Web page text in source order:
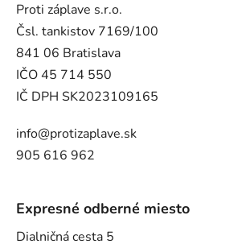
Proti záplave s.r.o.
Čsl. tankistov 7169/100
841 06 Bratislava
IČO 45 714 550
IČ DPH SK2023109165
info@protizaplave.sk
905 616 962
Expresné odberné miesto
Dialničná cesta 5